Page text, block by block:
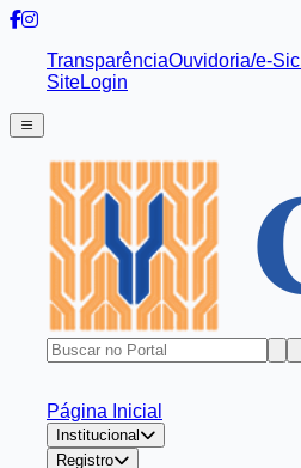
TransparênciaOuvidoria/e-Sic
SiteLogin
Página Inicial
Institucional
Registro